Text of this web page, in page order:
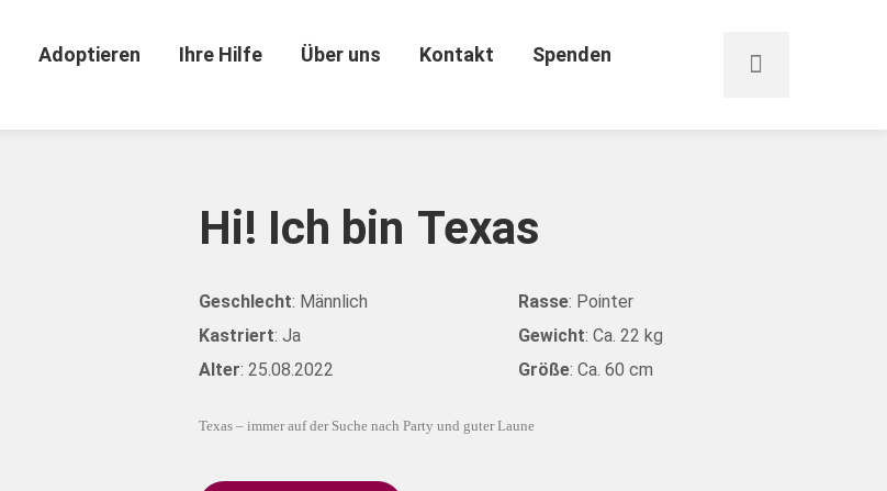
Adoptieren Ihre Hilfe Über uns Kontakt
Spenden
Hi! Ich bin Texas
Geschlecht: Männlich
Kastriert: Ja
Alter: 25.08.2022
Rasse: Pointer
Gewicht: Ca. 22 kg
Größe: Ca. 60 cm
Texas – immer auf der Suche nach Party und guter Laune